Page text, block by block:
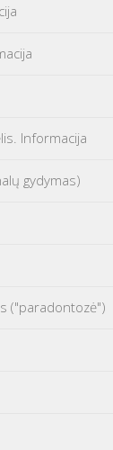
Informacija
gydymas)
("paradontozė")